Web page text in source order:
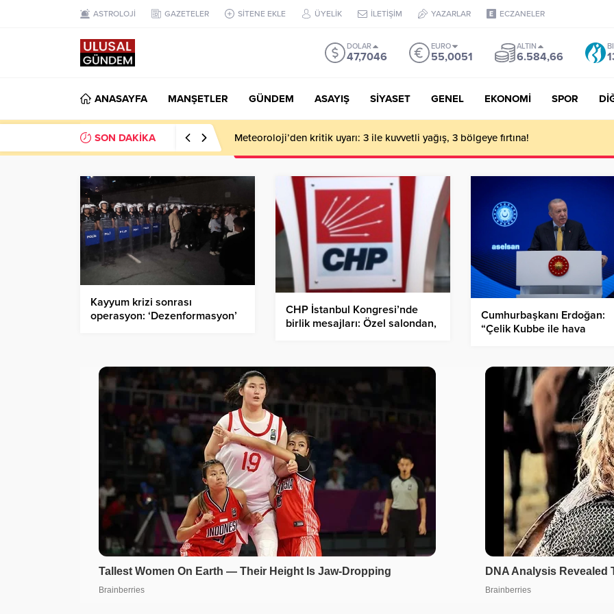
ASTROLOJİ GAZETELER SİTENE EKLE ÜYELİK İLETİŞİM YAZARLAR ECZANELER
DOLAR
47,7046
EURO
55,0051
ALTIN
6.584,66
ANASAYFA MANŞETLER GÜNDEM ASAYIŞ SİYASET GENEL EKONOMİ SPOR
SON DAKİKA Meteoroloji’den kritik uyarı: 3 ile kuvvetli yağış, 3 bölgeye fırtına!
Kayyum krizi sonrası
operasyon: ‘Dezenformasyon’
CHP İstanbul Kongresi’nde
birlik mesajları: Özel salondan,
Cumhurbaşkanı Erdoğan:
“Çelik Kubbe ile hava